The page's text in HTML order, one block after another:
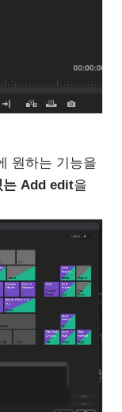
원하는 기능을
는 Add edit을